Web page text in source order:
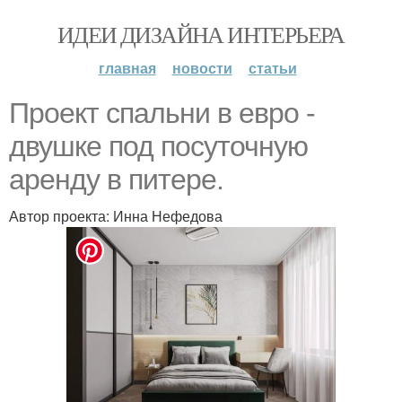
ИДЕИ ДИЗАЙНА ИНТЕРЬЕРА
главная новости статьи
Проект спальни в евро -
двушке под посуточную
аренду в питере.
Автор проекта: Инна Нефедова